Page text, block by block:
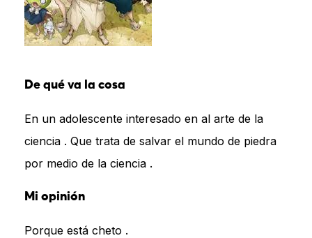
De qué va la cosa
En un adolescente interesado en al arte de la
ciencia . Que trata de salvar el mundo de piedra
por medio de la ciencia .
Mi opinión
Porque está cheto .